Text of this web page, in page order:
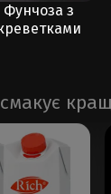
Том Ям з